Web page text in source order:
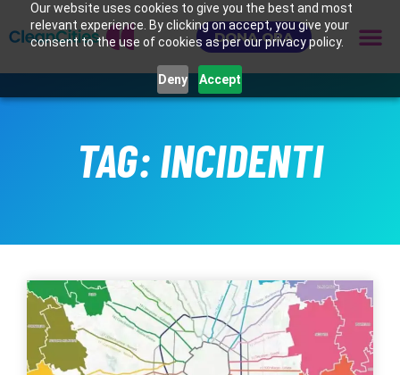
Our website uses cookies to give you the best and most
relevant experience. By clicking on accept, you give your
consent to the use of cookies as per our privacy policy.
Deny Accept
DONA ORA
TAG: INCIDENTI